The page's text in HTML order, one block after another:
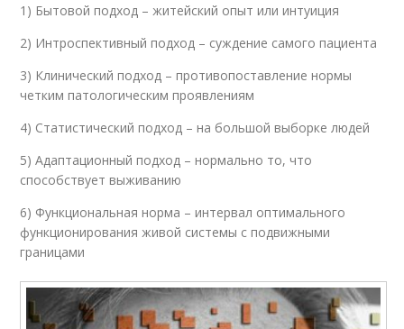
1) Бытовой подход – житейский опыт или интуиция
2) Интроспективный подход – суждение самого пациента
3) Клинический подход – противопоставление нормы
четким патологическим проявлениям
4) Статистический подход – на большой выборке людей
5) Адаптационный подход – нормально то, что
способствует выживанию
6) Функциональная норма – интервал оптимального
функционирования живой системы с подвижными
границами